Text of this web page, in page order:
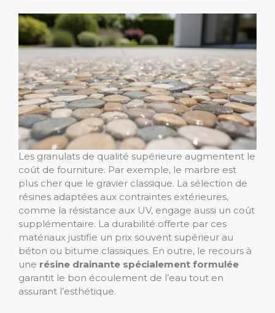
Les granulats de qualité supérieure augmentent le
coût de fourniture. Par exemple, le marbre est
plus cher que le gravier classique. La sélection de
résines adaptées aux contraintes extérieures,
comme la résistance aux UV, engage aussi un coût
supplémentaire. La durabilité offerte par ces
matériaux justifie un prix souvent supérieur au
béton ou bitume classiques. En outre, le recours à
une résine drainante spécialement formulée
garantit le bon écoulement de l’eau tout en
assurant l’esthétique.